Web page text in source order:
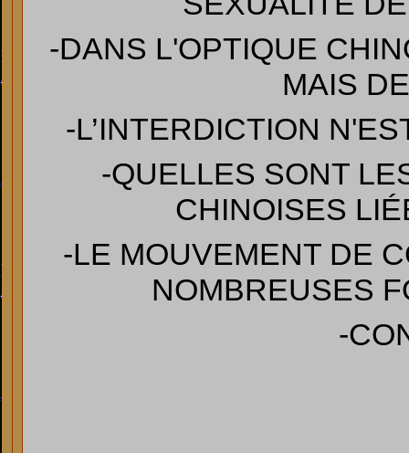
-DANS L'OPTIQUE
MAIS
-L’INTERDICTION
-QUELLES SONT
CHINOISES
-LE MOUVEMENT DE
NOMBREUSES
-